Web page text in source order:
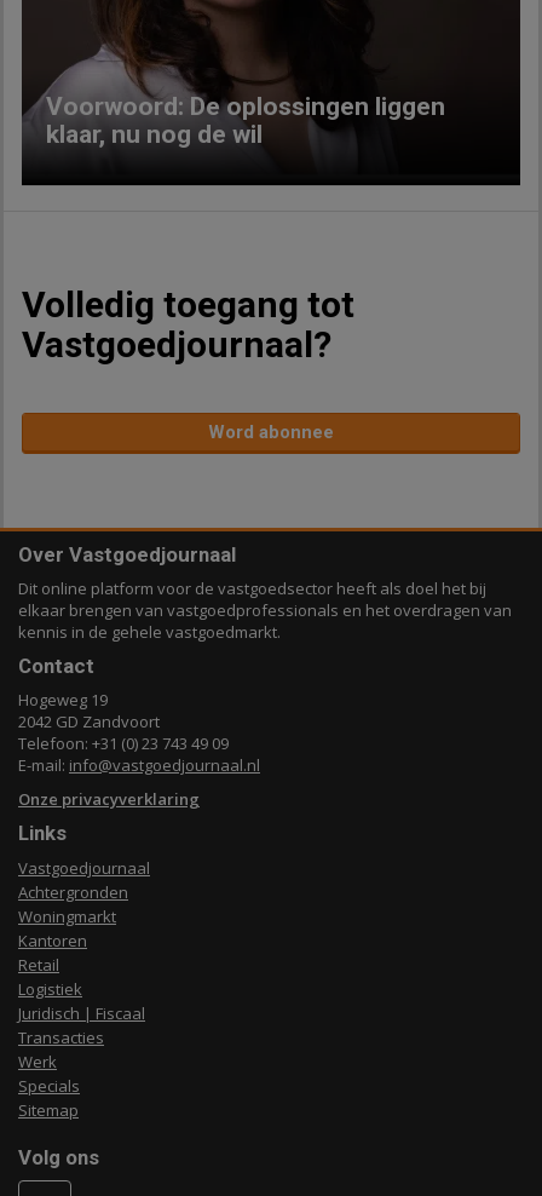
Voorwoord: De oplossingen liggen
klaar, nu nog de wil
Volledig toegang tot
Vastgoedjournaal?
Word abonnee
Over Vastgoedjournaal
Dit online platform voor de vastgoedsector heeft als doel het bij
elkaar brengen van vastgoedprofessionals en het overdragen van
kennis in de gehele vastgoedmarkt.
Contact
Hogeweg 19
2042 GD Zandvoort
Telefoon: +31 (0) 23 743 49 09
E-mail: info@vastgoedjournaal.nl
Onze privacyverklaring
Links
Vastgoedjournaal
Achtergronden
Woningmarkt
Kantoren
Retail
Logistiek
Juridisch | Fiscaal
Transacties
Werk
Specials
Sitemap
Volg ons